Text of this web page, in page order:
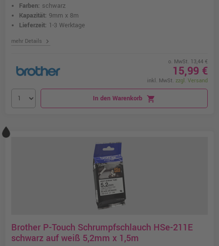
Farben: schwarz
Kapazität: 9mm x 8m
Lieferzeit: 1-3 Werktage
mehr Details chevron_right
o. MwSt. 13,44 €
15,99 €
inkl. MwSt. zzgl. Versand
In den Warenkorb shopping_cart
Brother P-Touch Schrumpfschlauch HSe-211E
schwarz auf weiß 5,2mm x 1,5m